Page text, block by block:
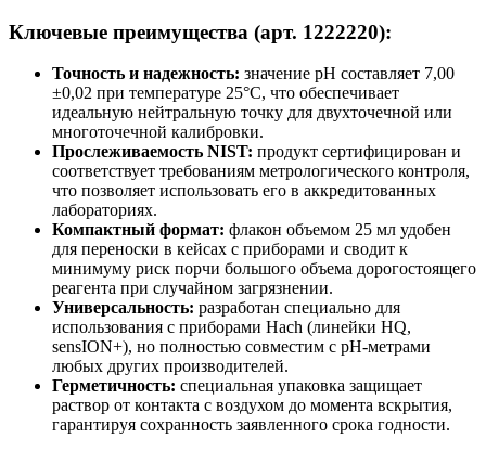
Ключевые преимущества (арт. 1222220):
Точность и надежность: значение pH составляет 7,00
±0,02 при температуре 25°C, что обеспечивает
идеальную нейтральную точку для двухточечной или
многоточечной калибровки.
Прослеживаемость NIST: продукт сертифицирован и
соответствует требованиям метрологического контроля,
что позволяет использовать его в аккредитованных
лабораториях.
Компактный формат: флакон объемом 25 мл удобен
для переноски в кейсах с приборами и сводит к
минимуму риск порчи большого объема дорогостоящего
реагента при случайном загрязнении.
Универсальность: разработан специально для
использования с приборами Hach (линейки HQ,
sensION+), но полностью совместим с pH-метрами
любых других производителей.
Герметичность: специальная упаковка защищает
раствор от контакта с воздухом до момента вскрытия,
гарантируя сохранность заявленного срока годности.